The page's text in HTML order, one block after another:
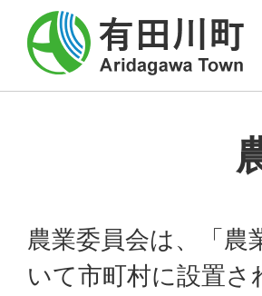
農業委員会は、「農
いて市町村に設置さ